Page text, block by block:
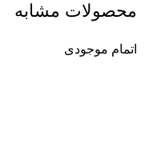
محصولات مشابه
اتمام موجودی